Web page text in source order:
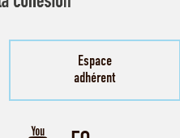
Espace
adhérent